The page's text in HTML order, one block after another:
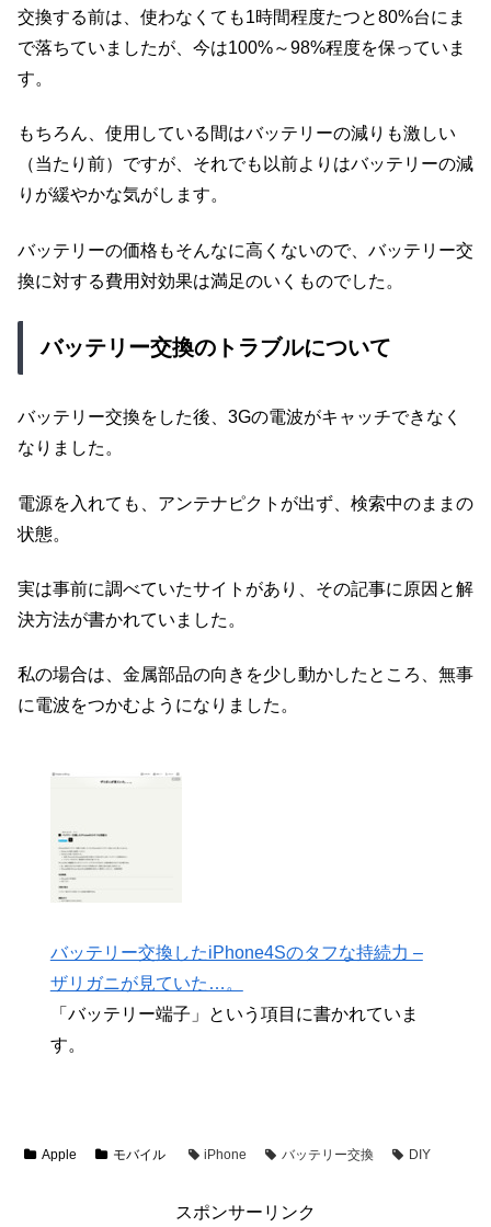
交換する前は、使わなくても1時間程度たつと80%台にま
で落ちていましたが、今は100%～98%程度を保っていま
す。
もちろん、使用している間はバッテリーの減りも激しい
（当たり前）ですが、それでも以前よりはバッテリーの減
りが緩やかな気がします。
バッテリーの価格もそんなに高くないので、バッテリー交
換に対する費用対効果は満足のいくものでした。
バッテリー交換のトラブルについて
バッテリー交換をした後、3Gの電波がキャッチできなく
なりました。
電源を入れても、アンテナピクトが出ず、検索中のままの
状態。
実は事前に調べていたサイトがあり、その記事に原因と解
決方法が書かれていました。
私の場合は、金属部品の向きを少し動かしたところ、無事
に電波をつかむようになりました。
バッテリー交換したiPhone4Sのタフな持続力 –
ザリガニが見ていた…。
「バッテリー端子」という項目に書かれていま
す。
Apple モバイル iPhone バッテリー交換 DIY
スポンサーリンク